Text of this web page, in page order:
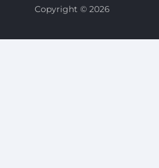
Copyright © 2026